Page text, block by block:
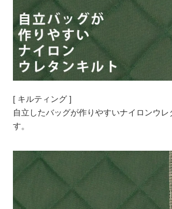
[ キルティング ]
自立したバッグが作りやすいナイロンウ
す。